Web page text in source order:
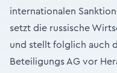
internationalen
setzt die russische
und stellt folglich auch
Beteiligungs AG vor